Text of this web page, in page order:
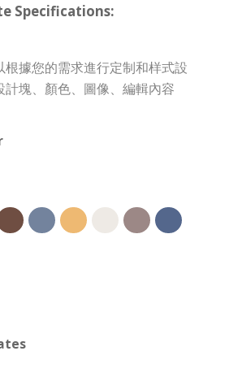
Specifications:
根據您的需求進行定制和样式設
計塊、顏色、圖像、編輯內容